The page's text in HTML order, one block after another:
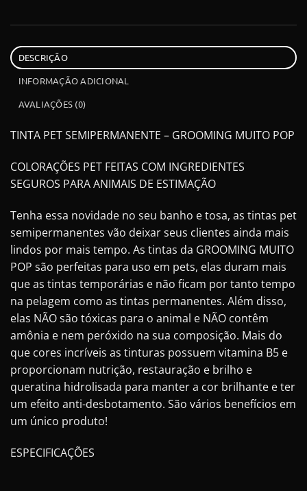
DESCRIÇÃO
INFORMAÇÃO ADICIONAL
AVALIAÇÕES (0)
TINTA PET SEMIPERMANENTE – GROOMING MUITO POP
COLORAÇÕES PET FEITAS COM INGREDIENTES
SEGUROS PARA ANIMAIS DE ESTIMAÇÃO
Tenha essa novidade no seu banho e tosa, as tintas pet
semipermanentes vão deixar seus clientes ainda mais
lindos por mais tempo. As tintas da GROOMING MUITO
POP são perfeitas para uso em pets, elas duram mais
que as tintas temporárias e não ficam por tanto tempo
na pelagem como as tintas permanentes. Além disso,
elas NÃO são tóxicas para o animal e NÃO contêm
amônia e nem peróxido na sua composição. Mais do
que cores incríveis as tinturas possuem vitamina B5 e
proporcionam nutrição, restauração e brilho e
queratina hidrolisada para manter a cor brilhante e ter
um efeito anti-desbotamento. São vários benefícios em
um único produto!
ESPECIFICAÇÕES